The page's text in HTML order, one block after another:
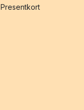
Presentkort